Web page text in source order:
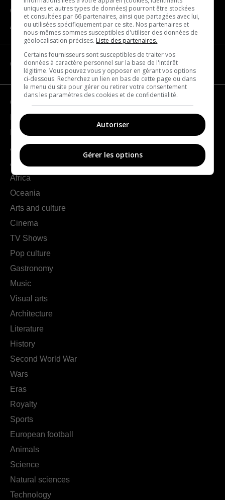
Contact us
About us
CATEGORIES
Geography
France
Europe
Americas
Asia
Africa
Oceania
Arts and culture
Cinema
TV Shows
Pop culture
Gastronomy
Music
Visual arts
Architecture
Literature
History
Second World War
Wars
Eras
Royalty
Sports
European football
Animals
Science
Natural sciences
Technology
uniques et autres types de données) pourront être stockées
et consultées par 66 partenaires, ainsi que partagées avec lui,
ou utilisées spécifiquement par ce site. Nos partenaires et
nous-mêmes sommes susceptibles d'utiliser des données de
géolocalisation précises. Liste des partenaires.
Certains fournisseurs sont susceptibles de traiter vos
données à caractère personnel sur la base de l'intérêt
légitime. Vous pouvez vous y opposer en gérant vos options
ci-dessous. Recherchez un lien en bas de cette page ou dans
le menu du site pour gérer ou retirer votre consentement
dans les paramètres des cookies et de confidentialité.
Autoriser
Gérer les options